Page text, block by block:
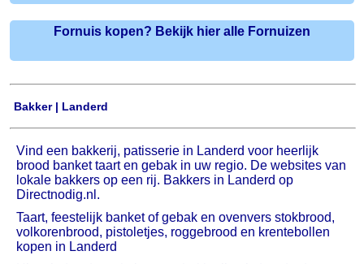
Fornuis kopen? Bekijk hier alle Fornuizen
Bakker | Landerd
Vind een bakkerij, patisserie in Landerd voor heerlijk
brood banket taart en gebak in uw regio. De websites van
lokale bakkers op een rij. Bakkers in Landerd op
Directnodig.nl.
Taart, feestelijk banket of gebak en ovenvers stokbrood,
volkorenbrood, pistoletjes, roggebrood en krentebollen
kopen in Landerd